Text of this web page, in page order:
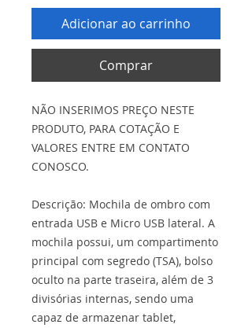
Adicionar ao carrinho
Comprar
NÃO INSERIMOS PREÇO NESTE
PRODUTO, PARA COTAÇÃO E
VALORES ENTRE EM CONTATO
CONOSCO.
Descrição: Mochila de ombro com
entrada USB e Micro USB lateral. A
mochila possui, um compartimento
principal com segredo (TSA), bolso
oculto na parte traseira, além de 3
divisórias internas, sendo uma
capaz de armazenar tablet,